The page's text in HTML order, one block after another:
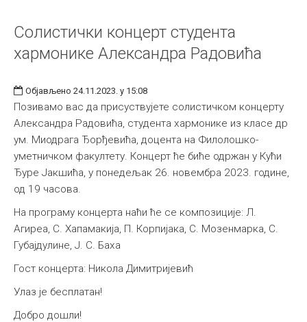
Солистички концерт студента
хармонике Александра Радовића
Објављено 24.11.2023. у 15:08
Позивамо вас да присуствујете солистичком концерту
Александра Радовића, студента хармонике из класе др
ум. Миодрага Ђорђевића, доцента на Филолошко-
уметничком факултету. Концерт ће биће одржан у Кући
Ђуре Јакшића, у понедељак 26. новембра 2023. године,
од 19 часова.
На програму концерта наћи ће се композиције: Л.
Агиреа, С. Хапамакија, П. Корпијака, С. Мозенмарка, С.
Губајдулине, Ј. С. Баха
Гост концерта: Никола Димитријевић
Улаз је бесплатан!
Добро дошли!